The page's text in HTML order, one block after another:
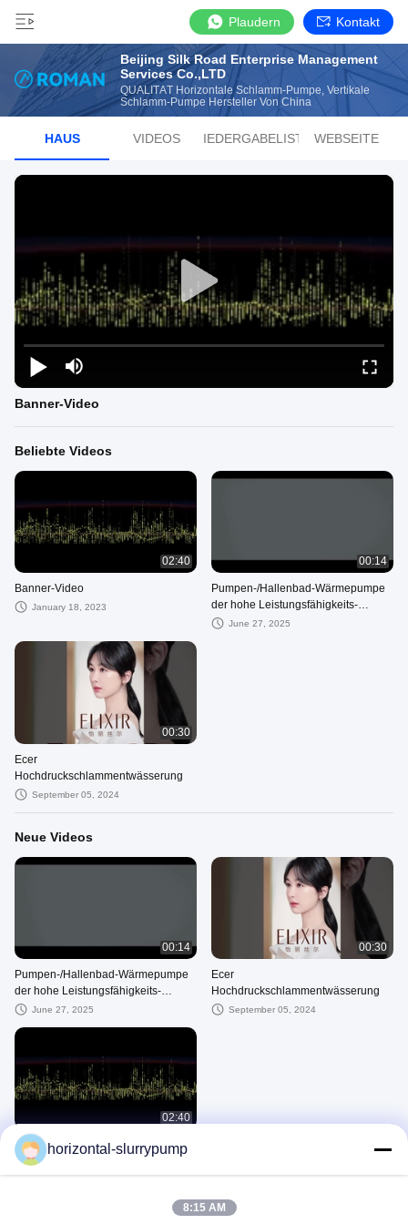
Plaudern Kontakt
Beijing Silk Road Enterprise Management
Services Co.,LTD
QUALITÄT Horizontale Schlamm-Pumpe, Vertikale
Schlamm-Pumpe Hersteller Von China
HAUS VIDEOS WIEDERGABELISTE WEBSEITE
Banner-Video
Beliebte Videos
02:40
Banner-Video
January 18, 2023
00:14
Pumpen-/Hallenbad-Wärmepumpe
der hohe Leistungsfähigkeits-
Swimmingpool-elektrischen Wärme
June 27, 2025
00:30
Ecer
Hochdruckschlammentwässerung
September 05, 2024
Neue Videos
00:14
Pumpen-/Hallenbad-Wärmepumpe
der hohe Leistungsfähigkeits-
Swimmingpool-elektrischen Wärme
June 27, 2025
00:30
Ecer
Hochdruckschlammentwässerung
September 05, 2024
02:40
Banner-Video
January 18, 2023
horizontal-slurrypump
8:15 AM